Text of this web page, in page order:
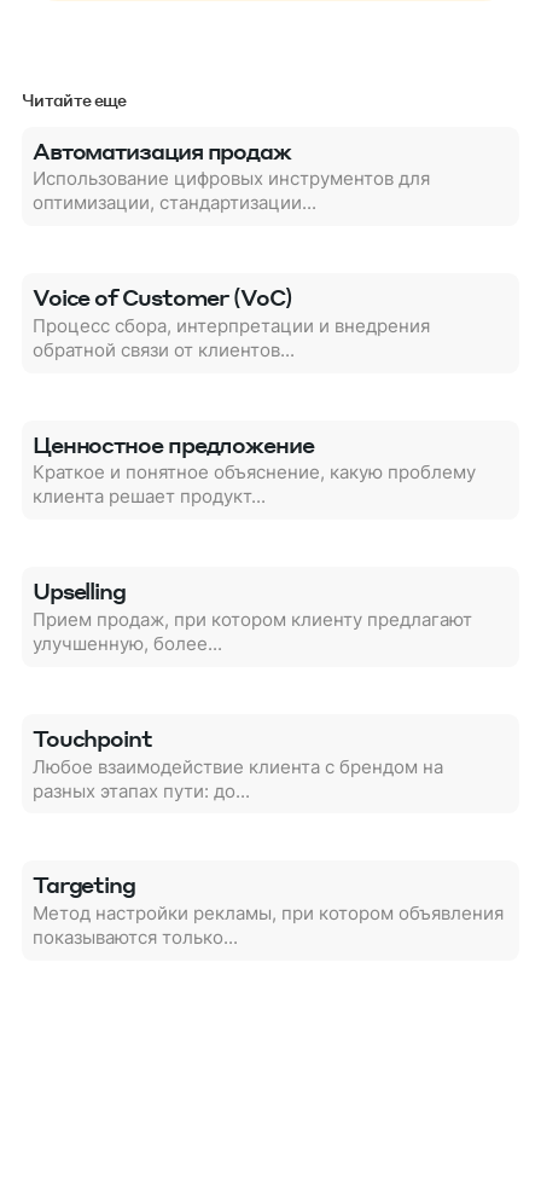
Читайте еще
Автоматизация продаж
Использование цифровых инструментов для
оптимизации, стандартизации...
Voice of Customer (VoC)
Процесс сбора, интерпретации и внедрения
обратной связи от клиентов...
Ценностное предложение
Краткое и понятное объяснение, какую проблему
клиента решает продукт...
Upselling
Прием продаж, при котором клиенту предлагают
улучшенную, более...
Touchpoint
Любое взаимодействие клиента с брендом на
разных этапах пути: до...
Targeting
Метод настройки рекламы, при котором объявления
показываются только...